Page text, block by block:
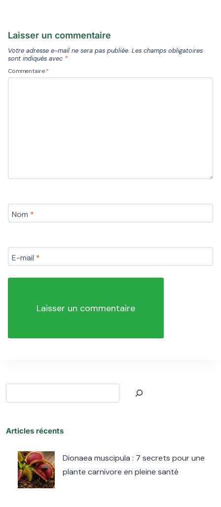
Laisser un commentaire
Votre adresse e-mail ne sera pas publiée. Les champs obligatoires
sont indiqués avec *
Commentaire*
Nom *
E-mail *
Articles récents
Dionaea muscipula : 7 secrets pour une
plante carnivore en pleine santé